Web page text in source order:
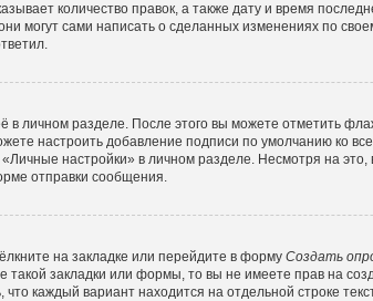
количество правок, а также дату и время
могут сами написать о сделанных изменениях по
личном разделе. После этого вы можете отметить
настроить добавление подписи по умолчанию ко
настройки» в личном разделе. Несмотря на
отправки сообщения.
на закладке или перейдите в форму Создать
закладки или формы, то вы не имеете прав на
каждый вариант находится на отдельной строке